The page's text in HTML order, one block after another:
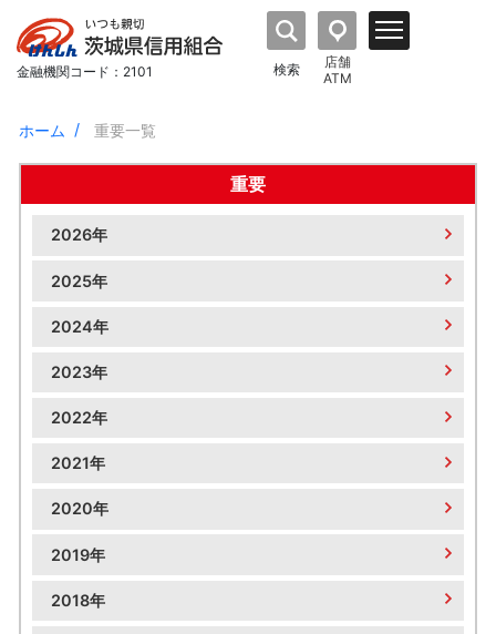
金融機関コード：2101 検索
店舗
ATM
ホーム 重要一覧
重要
2026年
2025年
2024年
2023年
2022年
2021年
2020年
2019年
2018年